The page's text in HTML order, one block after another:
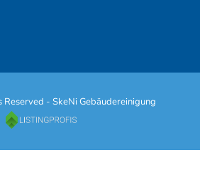
- SkeNi Gebäudereinigung